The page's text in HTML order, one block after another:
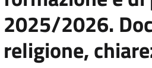
2025/2026.
religione,